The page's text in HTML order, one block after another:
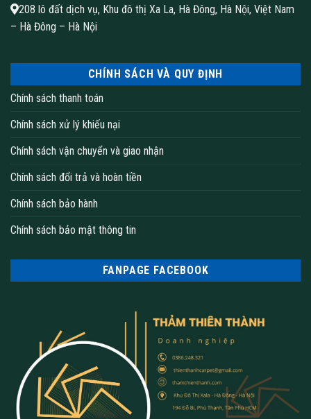
208 lô đất dịch vụ, Khu đô thị Xa La, Hà Đông, Hà Nội, Việt Nam
– Hà Đông – Hà Nội
CHÍNH SÁCH VÀ QUY ĐỊNH
Chính sách thanh toán
Chính sách xử lý khiếu nại
Chính sách vận chuyển và giao nhận
Chính sách đổi trả và hoàn tiền
Chính sách bảo hành
Chính sách bảo mật thông tin
FANPAGE FACEBOOK